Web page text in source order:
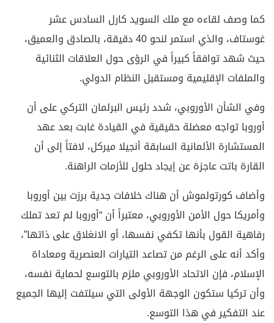
كما وصف لقاءه مع ملك السويد كارل السادس عشر
غوستاف، والذي استمر لنحو 40 دقيقة، بالصادق والعميق،
حيث شهد توافقاً كبيراً في الرؤى حول العلاقات الثنائية
والملفات الإقليمية ومستقبل النظام الدولي.
وفي الشأن الأوروبي، شدد رئيس البرلمان التركي على أن
أوروبا تواجه معضلة حقيقية في القيادة غابت بعد عهد
المستشارة الألمانية السابقة أنجيلا ميركل، لافتاً إلى أن
القارة باتت عاجزة عن إيجاد حلول للأزمات الراهنة.
وأضاف كورتولموش أن هناك خلافات جدية برزت بين أوروبا
وأمريكا حول الأمن الأوروبي، معتبراً أن “أوروبا لم تعد تملك
رفاهية القول بأنها تكفي نفسها، أو الانغلاق على ذاتها”،
وأكد أنه على الرغم من تصاعد التيارات العنصرية ومعاداة
الإسلام، فإن الاتحاد الأوروبي ملزم بالتوسع لحماية نفسه،
وأن تركيا ستكون الوجهة الأولى التي سيلتفت إليها الجميع
عند التفكير في هذا التوسع.